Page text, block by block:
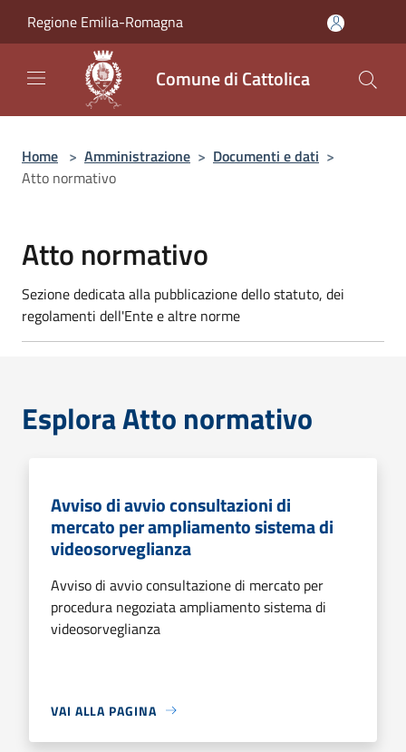
Regione Emilia-Romagna
Comune di Cattolica
Home > Amministrazione > Documenti e dati >
Atto normativo
Atto normativo
Sezione dedicata alla pubblicazione dello statuto, dei
regolamenti dell'Ente e altre norme
Esplora Atto normativo
Avviso di avvio consultazioni di
mercato per ampliamento sistema di
videosorveglianza
Avviso di avvio consultazione di mercato per
procedura negoziata ampliamento sistema di
videosorveglianza
VAI ALLA PAGINA